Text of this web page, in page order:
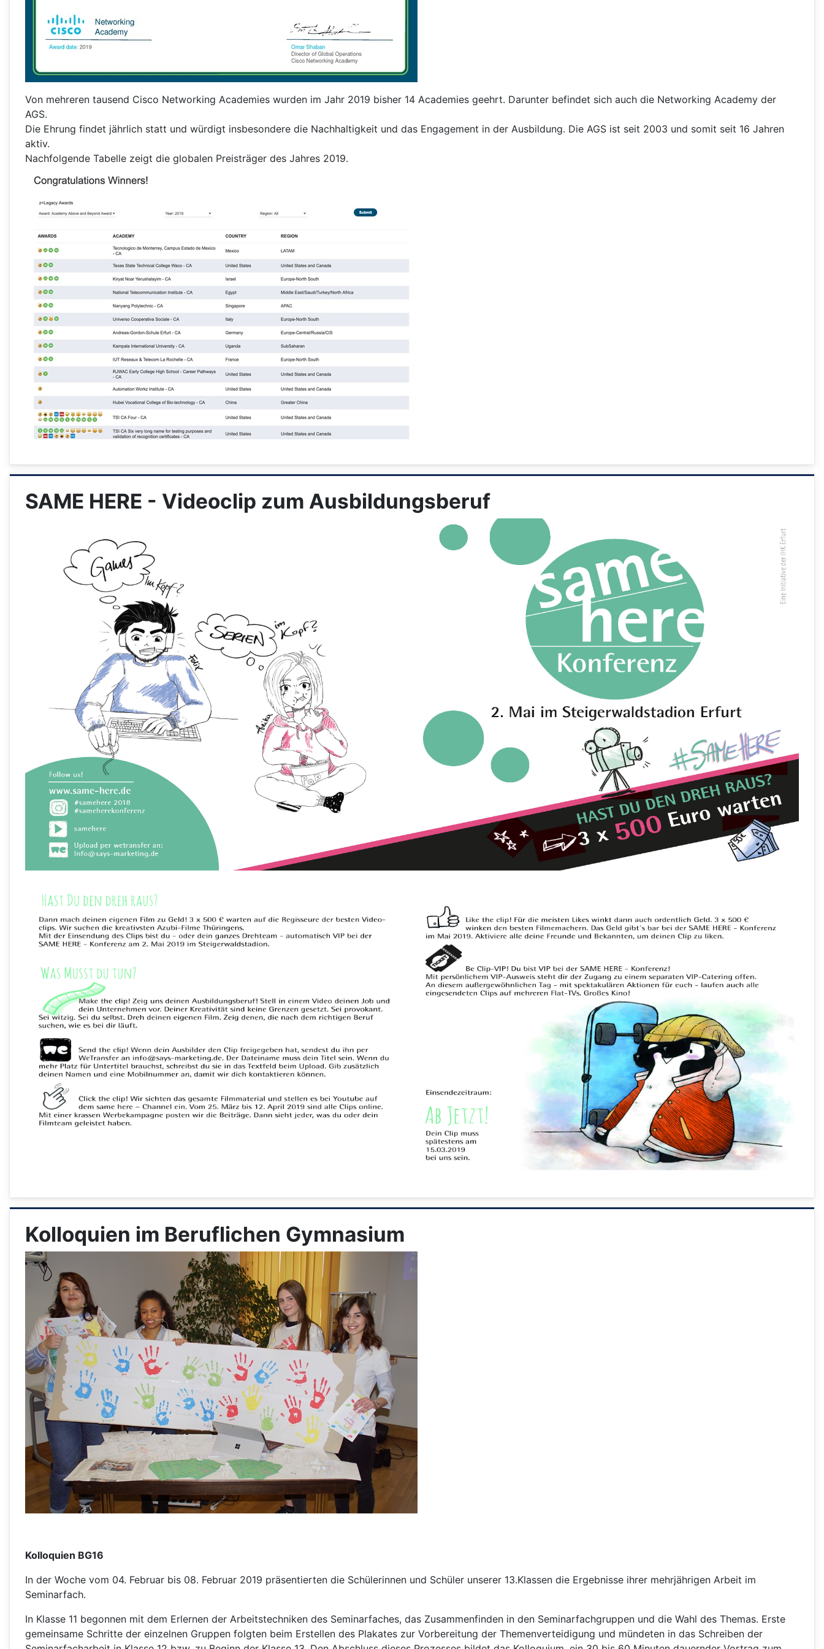
Von mehreren tausend Cisco Networking Academies wurden im Jahr 2019 bisher 14 Academies geehrt. Darunter befindet sich auch die Networking Academy der
AGS.
Die Ehrung findet jährlich statt und würdigt insbesondere die Nachhaltigkeit und das Engagement in der Ausbildung. Die AGS ist seit 2003 und somit seit 16 Jahren
aktiv.
Nachfolgende Tabelle zeigt die globalen Preisträger des Jahres 2019.
SAME HERE - Videoclip zum Ausbildungsberuf
Kolloquien im Beruflichen Gymnasium
Kolloquien BG16
In der Woche vom 04. Februar bis 08. Februar 2019 präsentierten die Schülerinnen und Schüler unserer 13.Klassen die Ergebnisse ihrer mehrjährigen Arbeit im
Seminarfach.
In Klasse 11 begonnen mit dem Erlernen der Arbeitstechniken des Seminarfaches, das Zusammenfinden in den Seminarfachgruppen und die Wahl des Themas. Erste
gemeinsame Schritte der einzelnen Gruppen folgten beim Erstellen des Plakates zur Vorbereitung der Themenverteidigung und mündeten in das Schreiben der